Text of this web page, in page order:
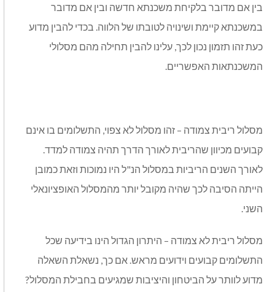
בין אם מדובר בלקיחת משכנתא חדשה ובין אם מדובר
במשכנתא קיימת ושינויה לטובתו של הלווה. בכדי להבין מדוע
כעת זהו תזמון נכון לכך, עלינו להבין תחילה מהם מסלולי
המשכנתאות האפשריים.
מסלול ריבית צמודה – זהו מסלול לא צפוי, התשלומים בו אינם
קבועים מכיוון שהריבית לאורך הדרך תהיה צמודה למדד.
לאורך השנים הריביות במסלול הנ"ל היו נמוכות וזאת כמובן
הייתה הסיבה לכך שהיה מקובל יותר מהמסלול האופציונאלי
השני.
מסלול ריבית לא צמודה – היתרון הגדול הינו בידיעה שכל
התשלומים קבועים וידועים מראש. אם כך, נשאלת השאלה
מדוע לוותר על הביטחון והיציבות שמגיעים בחבילת המסלול?